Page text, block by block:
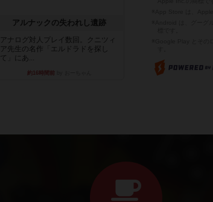
アルナックの失われし遺跡
アナログ対人プレイ数回。クニツィ
ア先生の名作「エルドラドを探し
て」にあ...
約16時間前